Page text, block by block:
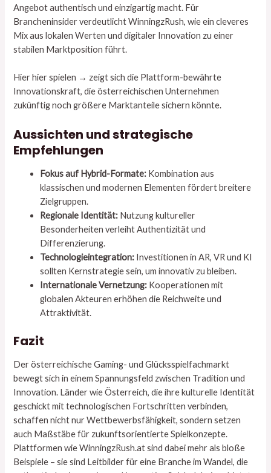
Angebot authentisch und einzigartig macht. Für
Brancheninsider verdeutlicht WinningzRush, wie ein cleveres
Mix aus lokalen Werten und digitaler Innovation zu einer
stabilen Marktposition führt.
Hier hier spielen → zeigt sich die Plattform-bewährte
Innovationskraft, die österreichischen Unternehmen
zukünftig noch größere Marktanteile sichern könnte.
Aussichten und strategische
Empfehlungen
Fokus auf Hybrid-Formate: Kombination aus
klassischen und modernen Elementen fördert breitere
Zielgruppen.
Regionale Identität: Nutzung kultureller
Besonderheiten verleiht Authentizität und
Differenzierung.
Technologieintegration: Investitionen in AR, VR und KI
sollten Kernstrategie sein, um innovativ zu bleiben.
Internationale Vernetzung: Kooperationen mit
globalen Akteuren erhöhen die Reichweite und
Attraktivität.
Fazit
Der österreichische Gaming- und Glücksspielfachmarkt
bewegt sich in einem Spannungsfeld zwischen Tradition und
Innovation. Länder wie Österreich, die ihre kulturelle Identität
geschickt mit technologischen Fortschritten verbinden,
schaffen nicht nur Wettbewerbsfähigkeit, sondern setzen
auch Maßstäbe für zukunftsorientierte Spielkonzepte.
Plattformen wie WinningzRush.at sind dabei mehr als bloße
Beispiele – sie sind Leitbilder für eine Branche im Wandel, die